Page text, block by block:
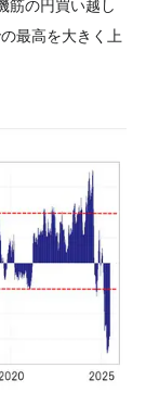
筋の円買い越し
最高を大きく上